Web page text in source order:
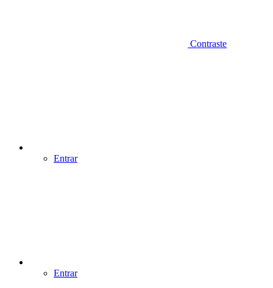
Contraste
Entrar
Entrar